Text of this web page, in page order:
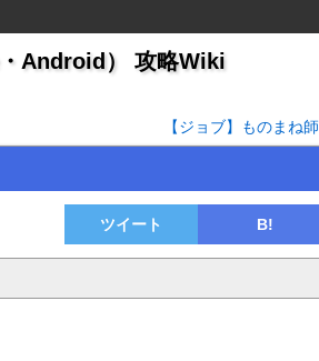
・Android） 攻略Wiki
【ジョブ】ものまね師
ツイート B!